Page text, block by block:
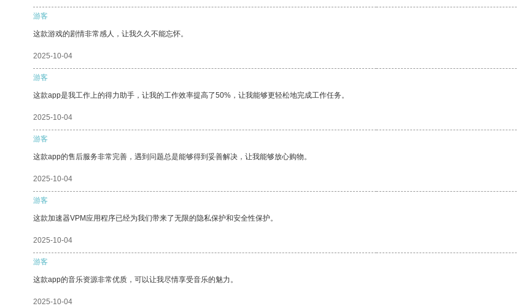
游客
这款游戏的剧情非常感人，让我久久不能忘怀。
2025-10-04
游客
这款app是我工作上的得力助手，让我的工作效率提高了50%，让我能够更轻松地完成工作任务。
2025-10-04
游客
这款app的售后服务非常完善，遇到问题总是能够得到妥善解决，让我能够放心购物。
2025-10-04
游客
这款加速器VPM应用程序已经为我们带来了无限的隐私保护和安全性保护。
2025-10-04
游客
这款app的音乐资源非常优质，可以让我尽情享受音乐的魅力。
2025-10-04